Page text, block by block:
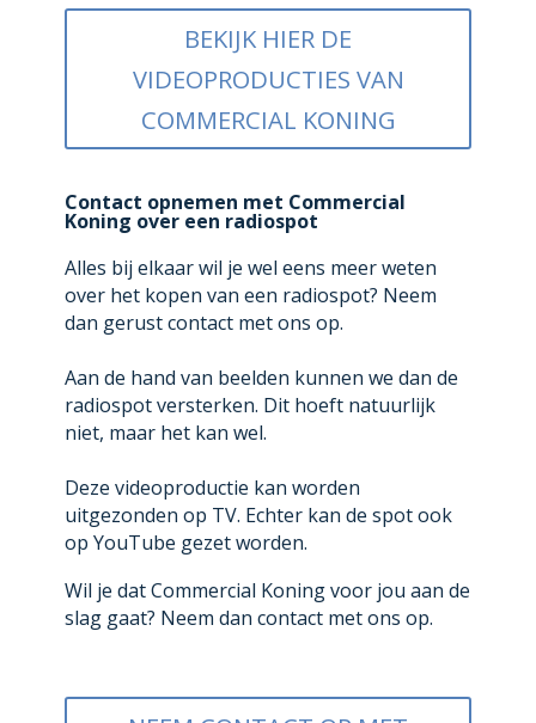
BEKIJK HIER DE
VIDEOPRODUCTIES VAN
COMMERCIAL KONING
Contact opnemen met Commercial
Koning over een radiospot
Alles bij elkaar wil je wel eens meer weten
over het kopen van een radiospot? Neem
dan gerust contact met ons op.
Aan de hand van beelden kunnen we dan de
radiospot versterken. Dit hoeft natuurlijk
niet, maar het kan wel.
Deze videoproductie kan worden
uitgezonden op TV. Echter kan de spot ook
op YouTube gezet worden.
Wil je dat Commercial Koning voor jou aan de
slag gaat? Neem dan contact met ons op.